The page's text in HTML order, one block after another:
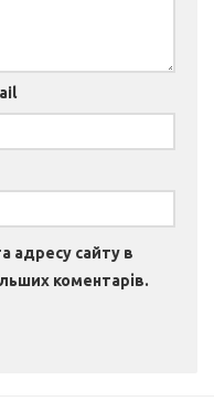
адресу сайту в
коментарів.